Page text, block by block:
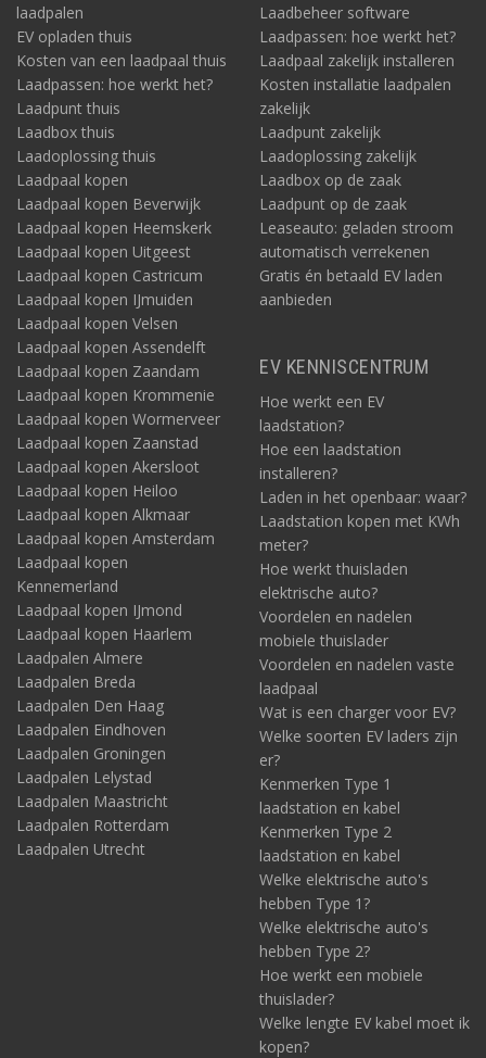
laadpalen
EV opladen thuis
Kosten van een laadpaal thuis
Laadpassen: hoe werkt het?
Laadpunt thuis
Laadbox thuis
Laadoplossing thuis
Laadpaal kopen
Laadpaal kopen Beverwijk
Laadpaal kopen Heemskerk
Laadpaal kopen Uitgeest
Laadpaal kopen Castricum
Laadpaal kopen IJmuiden
Laadpaal kopen Velsen
Laadpaal kopen Assendelft
Laadpaal kopen Zaandam
Laadpaal kopen Krommenie
Laadpaal kopen Wormerveer
Laadpaal kopen Zaanstad
Laadpaal kopen Akersloot
Laadpaal kopen Heiloo
Laadpaal kopen Alkmaar
Laadpaal kopen Amsterdam
Laadpaal kopen
Kennemerland
Laadpaal kopen IJmond
Laadpaal kopen Haarlem
Laadpalen Almere
Laadpalen Breda
Laadpalen Den Haag
Laadpalen Eindhoven
Laadpalen Groningen
Laadpalen Lelystad
Laadpalen Maastricht
Laadpalen Rotterdam
Laadpalen Utrecht
Laadbeheer software
Laadpassen: hoe werkt het?
Laadpaal zakelijk installeren
Kosten installatie laadpalen
zakelijk
Laadpunt zakelijk
Laadoplossing zakelijk
Laadbox op de zaak
Laadpunt op de zaak
Leaseauto: geladen stroom
automatisch verrekenen
Gratis én betaald EV laden
aanbieden
EV KENNISCENTRUM
Hoe werkt een EV
laadstation?
Hoe een laadstation
installeren?
Laden in het openbaar: waar?
Laadstation kopen met KWh
meter?
Hoe werkt thuisladen
elektrische auto?
Voordelen en nadelen
mobiele thuislader
Voordelen en nadelen vaste
laadpaal
Wat is een charger voor EV?
Welke soorten EV laders zijn
er?
Kenmerken Type 1
laadstation en kabel
Kenmerken Type 2
laadstation en kabel
Welke elektrische auto's
hebben Type 1?
Welke elektrische auto's
hebben Type 2?
Hoe werkt een mobiele
thuislader?
Welke lengte EV kabel moet ik
kopen?